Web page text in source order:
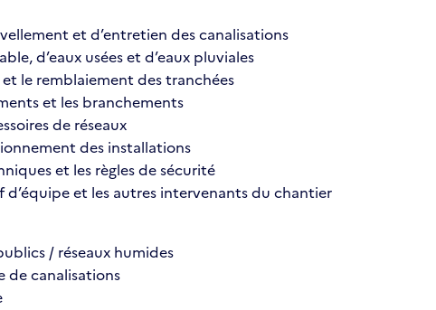
et d’entretien des canalisations
d’eaux usées et d’eaux pluviales
le remblaiement des tranchées
et les branchements
de réseaux
des installations
et les règles de sécurité
et les autres intervenants du chantier
/ réseaux humides
de canalisations